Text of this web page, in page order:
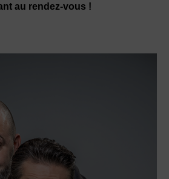
au rendez-vous !